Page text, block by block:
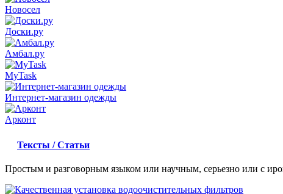
Новосел
Доски.ру
Амбал.ру
MyTask
Интернет-магазин одежды
Арконт
Тексты / Статьи
Простым и разговорным языком или научным, серьезно или с